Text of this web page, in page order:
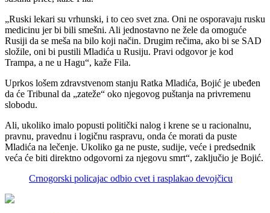
„Ruski lekari su vrhunski, i to ceo svet zna. Oni ne osporavaju rusku
medicinu jer bi bili smešni. Ali jednostavno ne žele da omoguće
Rusiji da se meša na bilo koji način. Drugim rečima, ako bi se SAD
složile, oni bi pustili Mladića u Rusiju. Pravi odgovor je kod
Trampa, a ne u Hagu“, kaže Fila.
Uprkos lošem zdravstvenom stanju Ratka Mladića, Bojić je ubeđen
da će Tribunal da „zateže“ oko njegovog puštanja na privremenu
slobodu.
Ali, ukoliko imalo popusti politički nalog i krene se u racionalnu,
pravnu, pravednu i logičnu raspravu, onda će morati da puste
Mladića na lečenje. Ukoliko ga ne puste, sudije, veće i predsednik
veća će biti direktno odgovorni za njegovu smrt“, zaključio je Bojić.
Crnogorski policajac odbio cvet i rasplakao devojčicu